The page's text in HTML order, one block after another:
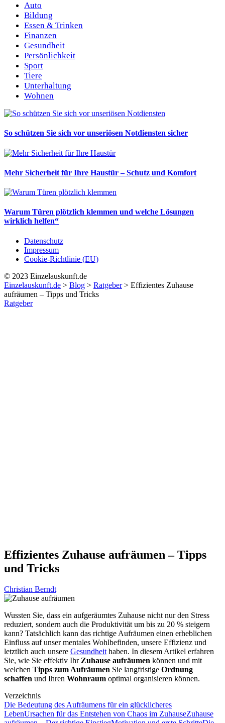
Auto
Bildung
Essen & Trinken
Finanzen
Gesundheit
Persönlichkeit
Sport
Tiere
Unterhaltung
Wohnen
So schützen Sie sich vor unseriösen Notdiensten sicher
Mehr Sicherheit für Ihre Haustür – Schutz und Komfort
Warum Türen plötzlich klemmen und welche Lösungen
wirklich helfen“
Datenschutz
Impressum
Cookie-Richtlinie (EU)
© 2023 Einzelauskunft.de
Einzelauskunft.de > Blog > Ratgeber> Effizientes Zuhause
aufräumen – Tipps und Tricks
Ratgeber
Effizientes Zuhause aufräumen – Tipps
und Tricks
Christian Berndt
Wussten Sie, dass ein aufgeräumtes Zuhause nicht nur den Stress
reduziert, sondern auch die Produktivität um bis zu 20 % steigern
kann? Tatsächlich kann das richtige Aufräumen einen erheblichen
Einfluss auf unser mentales Wohlbefinden, unsere Effizienz und
letztlich auch unsere Gesundheithaben. In diesem Artikel erfahren
Sie, wie Sie effektiv IhrZuhause aufräumen können und mit
welchen Tipps zum Aufräumen Sie langfristige Ordnung
schaffen und Ihren Wohnraum optimal organisieren können.
Verzeichnis
Die Bedeutung des Aufräumens für ein glücklicheres
LebenUrsachen für das Entstehen von Chaos im ZuhauseZuhause